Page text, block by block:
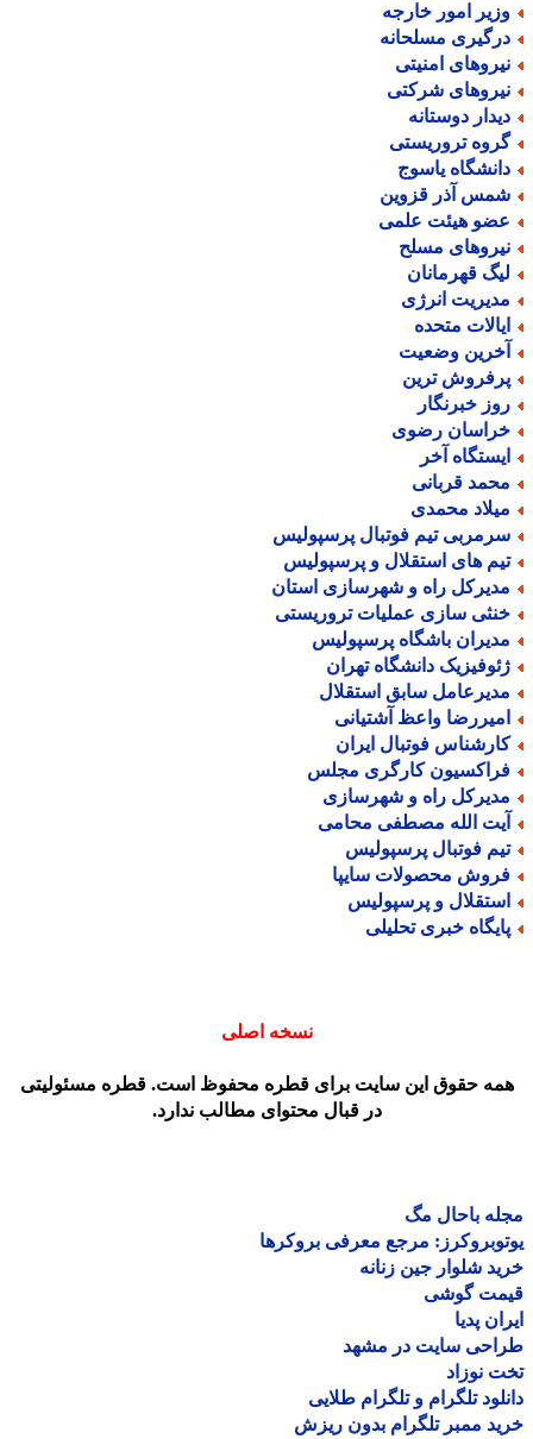
امور خارجه
مسلحانه
امنیتی
شرکتی
دوستانه
تروریستی
یاسوج
آذر قزوین
هیئت علمی
مسلح
قهرمانان
انرژی
متحده
وضعیت
ترین
خبرنگار
رضوی
آخر
قربانی
محمدی
تیم فوتبال پرسپولیس
های استقلال و پرسپولیس
راه و شهرسازی استان
سازی عملیات تروریستی
باشگاه پرسپولیس
دانشگاه تهران
سابق استقلال
واعظ آشتیانی
فوتبال ایران
کارگری مجلس
راه و شهرسازی
الله مصطفی محامی
فوتبال پرسپولیس
محصولات سایپا
و پرسپولیس
خبری تحلیلی
نسخه اصلی
حقوق این سایت برای قطره محفوظ است. قطره مسئولیتی
در قبال محتوای مطالب ندارد.
باحال مگ
مرجع معرفی بروکرها
شلوار جین زنانه
گوشی
پدیا
سایت در مشهد
نوزاد
تلگرام و تلگرام طلایی
ممبر تلگرام بدون ریزش